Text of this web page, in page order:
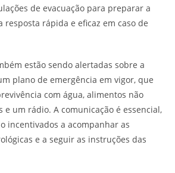
de evacuação para preparar a
resposta rápida e eficaz em caso de
estão sendo alertadas sobre a
plano de emergência em vigor, que
com água, alimentos não
e um rádio. A comunicação é essencial,
incentivados a acompanhar as
e a seguir as instruções das